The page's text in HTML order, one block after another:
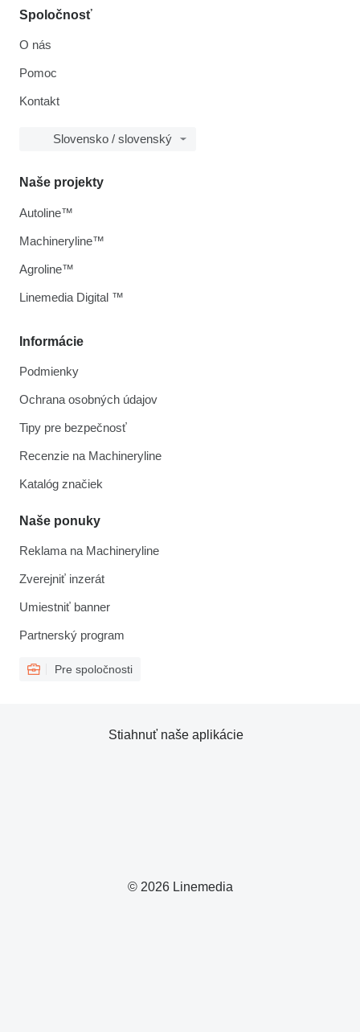
Spoločnosť
O nás
Pomoc
Kontakt
Slovensko / slovenský
Informácie
Podmienky
Ochrana osobných údajov
Tipy pre bezpečnosť
Recenzie na Machineryline
Katalóg značiek
Naše ponuky
Reklama na Machineryline
Zverejniť inzerát
Umiestniť banner
Partnerský program
Pre spoločnosti
Naše projekty
Autoline™
Machineryline™
Agroline™
Linemedia Digital ™
© 2026 Linemedia
Stiahnuť naše aplikácie